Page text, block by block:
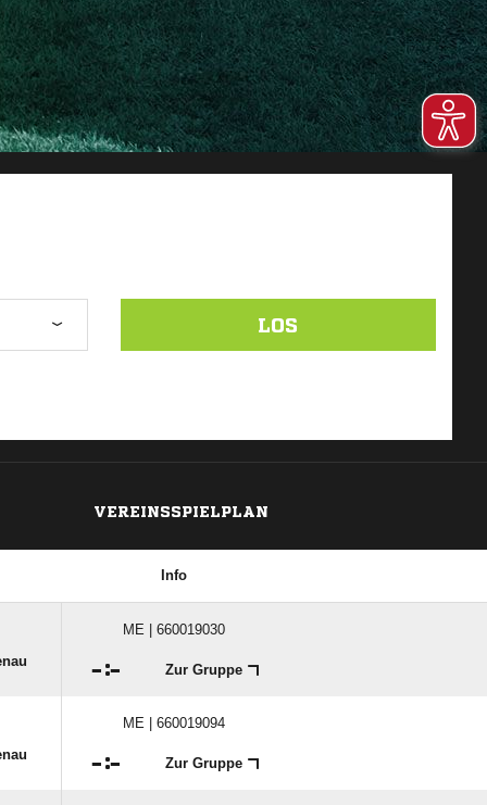
LOS
VEREINSSPIELPLAN
Info
ME | 660019030
: Zur Gruppe
ME | 660019094
: Zur Gruppe